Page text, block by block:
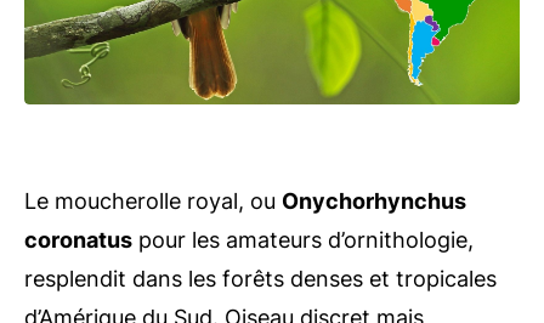
Le moucherolle royal, ou Onychorhynchus
coronatus pour les amateurs d’ornithologie,
resplendit dans les forêts denses et tropicales
d’Amérique du Sud. Oiseau discret mais